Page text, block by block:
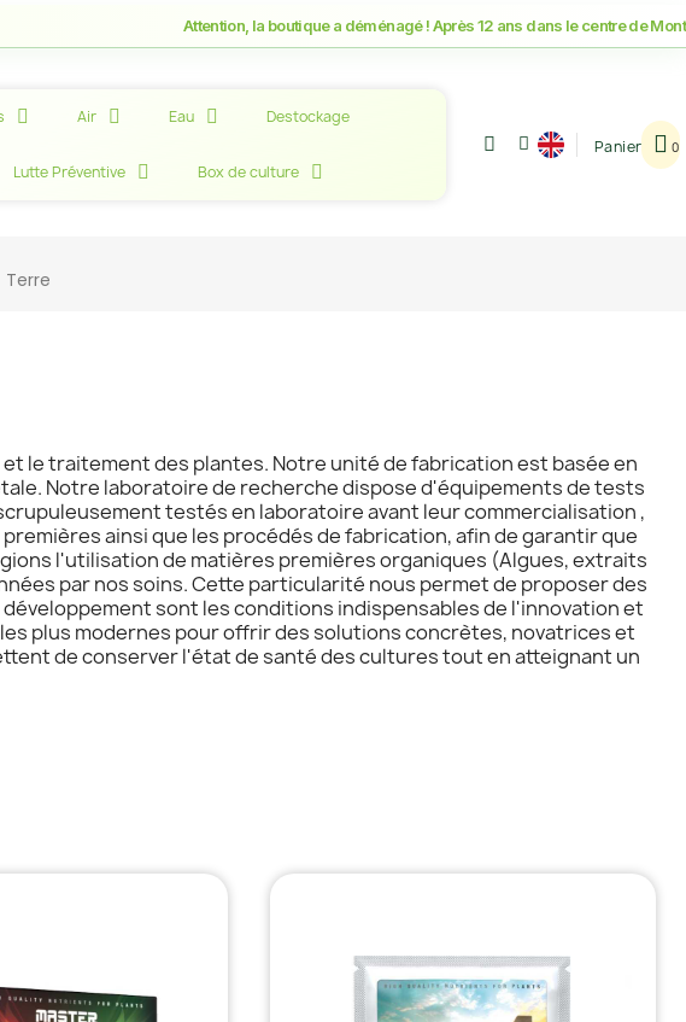
Attention, la boutique a déménagé ! Après 12 ans dans le centre de Montpellier,
Air Eau Destockage
Lutte Préventive Box de culture
Panier
Terre
le traitement des plantes. Notre unité de fabrication est basée en
Notre laboratoire de recherche dispose d'équipements de tests
testés en laboratoire avant leur commercialisation ,
ainsi que les procédés de fabrication, afin de garantir que
l'utilisation de matières premières organiques (Algues, extraits
par nos soins. Cette particularité nous permet de proposer des
sont les conditions indispensables de l'innovation et
plus modernes pour offrir des solutions concrètes, novatrices et
de conserver l'état de santé des cultures tout en atteignant un